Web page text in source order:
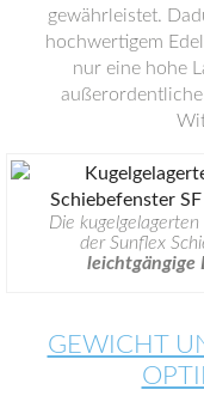
gewährleistet.
hochwertigem
nur eine hohe
Die
der Sunflex
leichtgängige
GEWICHT